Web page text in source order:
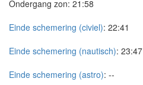
Ondergang zon: 21:58
Einde schemering (civiel): 22:41
Einde schemering (nautisch): 23:47
Einde schemering (astro): --